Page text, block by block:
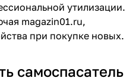
утилизации.
magazin01.ru,
при покупке новых.
самоспасатель